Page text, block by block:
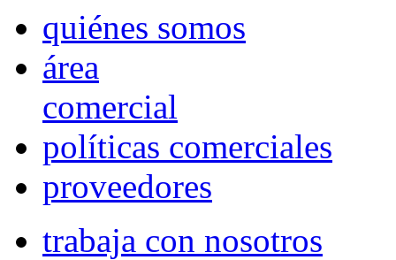
quiénes somos
área
comercial
políticas comerciales
proveedores
trabaja con nosotros